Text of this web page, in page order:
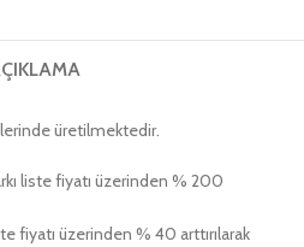
üretilmektedir.
liste fiyatı üzerinden % 200
fiyatı üzerinden % 40 arttırılarak